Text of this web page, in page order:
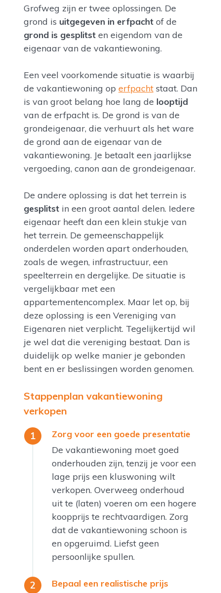
Grofweg zijn er twee oplossingen. De
grond is uitgegeven in erfpacht of de
grond is gesplitst en eigendom van de
eigenaar van de vakantiewoning.
Een veel voorkomende situatie is waarbij
de vakantiewoning op erfpacht staat. Dan
is van groot belang hoe lang de looptijd
van de erfpacht is. De grond is van de
grondeigenaar, die verhuurt als het ware
de grond aan de eigenaar van de
vakantiewoning. Je betaalt een jaarlijkse
vergoeding, canon aan de grondeigenaar.
De andere oplossing is dat het terrein is
gesplitst in een groot aantal delen. Iedere
eigenaar heeft dan een klein stukje van
het terrein. De gemeenschappelijk
onderdelen worden apart onderhouden,
zoals de wegen, infrastructuur, een
speelterrein en dergelijke. De situatie is
vergelijkbaar met een
appartementencomplex. Maar let op, bij
deze oplossing is een Vereniging van
Eigenaren niet verplicht. Tegelijkertijd wil
je wel dat die vereniging bestaat. Dan is
duidelijk op welke manier je gebonden
bent en er beslissingen worden genomen.
Stappenplan vakantiewoning
verkopen
Zorg voor een goede presentatie
De vakantiewoning moet goed
onderhouden zijn, tenzij je voor een
lage prijs een kluswoning wilt
verkopen. Overweeg onderhoud
uit te (laten) voeren om een hogere
koopprijs te rechtvaardigen. Zorg
dat de vakantiewoning schoon is
en opgeruimd. Liefst geen
persoonlijke spullen.
Bepaal een realistische prijs